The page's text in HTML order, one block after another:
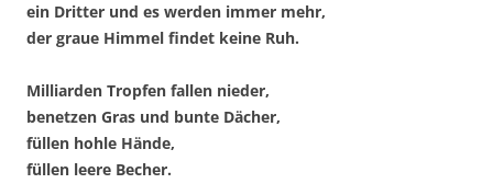
ein Dritter und es werden immer mehr,
der graue Himmel findet keine Ruh.
Milliarden Tropfen fallen nieder,
benetzen Gras und bunte Dächer,
füllen hohle Hände,
füllen leere Becher.